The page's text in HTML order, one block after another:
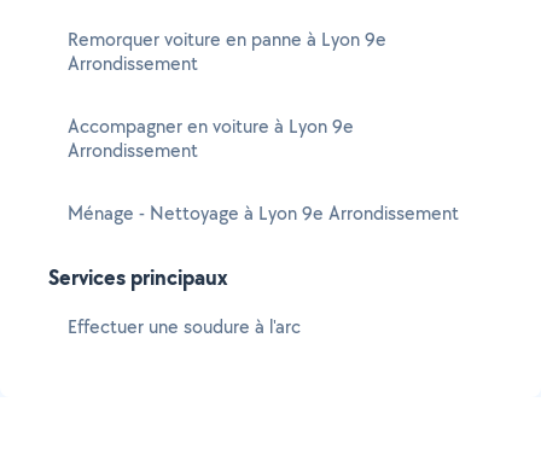
Remorquer voiture en panne à Lyon 9e
Arrondissement
Accompagner en voiture à Lyon 9e
Arrondissement
Ménage - Nettoyage à Lyon 9e Arrondissement
Services principaux
Effectuer une soudure à l'arc